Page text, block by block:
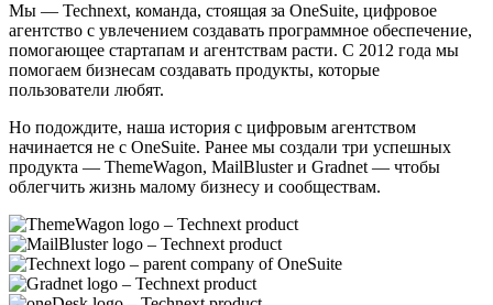
Мы — Technext, команда, стоящая за OneSuite, цифровое
агентство с увлечением создавать программное обеспечение,
помогающее стартапам и агентствам расти. С 2012 года мы
помогаем бизнесам создавать продукты, которые
пользователи любят.
Но подождите, наша история с цифровым агентством
начинается не с OneSuite. Ранее мы создали три успешных
продукта — ThemeWagon, MailBluster и Gradnet — чтобы
облегчить жизнь малому бизнесу и сообществам.